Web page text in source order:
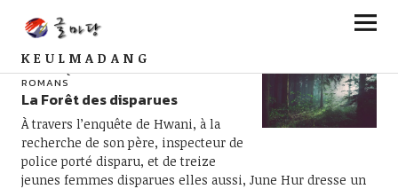
KEULMADANG
CHRONIQUES
NOIR C'EST NOIR
ROMANS
La Forêt des disparues
À travers l’enquête de Hwani, à la
recherche de son père, inspecteur de
police porté disparu, et de treize
jeunes femmes disparues elles aussi, June Hur dresse un